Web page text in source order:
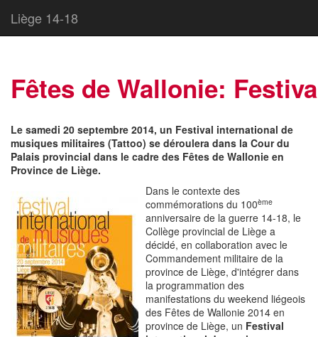
Liège 14-18
Fêtes de Wallonie:
Le samedi 20 septembre 2014, un Festival international de
musiques militaires (Tattoo) se déroulera dans la Cour du
Palais provincial dans le cadre des Fêtes de Wallonie en
Province de Liège.
Dans le contexte des
commémorations du 100ème
anniversaire de la guerre 14-18, le
Collège provincial de Liège a
décidé, en collaboration avec le
Commandement militaire de la
province de Liège, d'intégrer dans
la programmation des
manifestations du weekend liégeois
des Fêtes de Wallonie 2014 en
province de Liège, un Festival